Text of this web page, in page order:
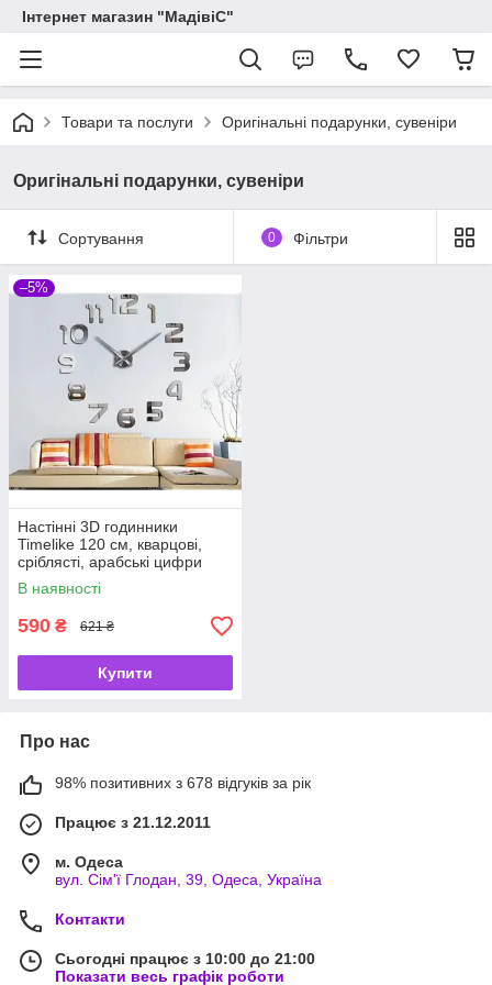
Інтернет магазин "МадівіС"
Товари та послуги Оригінальні подарунки, сувеніри
Оригінальні подарунки, сувеніри
Сортування 0 Фільтри
–5%
Настінні 3D годинники
Timelike 120 см, кварцові,
сріблясті, арабські цифри
В наявності
590 ₴ 621 ₴
Купити
Про нас
98% позитивних з 678 відгуків за рік
Працює з 21.12.2011
м. Одеса
вул. Сім'ї Глодан, 39, Одеса, Україна
Контакти
Сьогодні працює з 10:00 до 21:00
Показати весь графік роботи